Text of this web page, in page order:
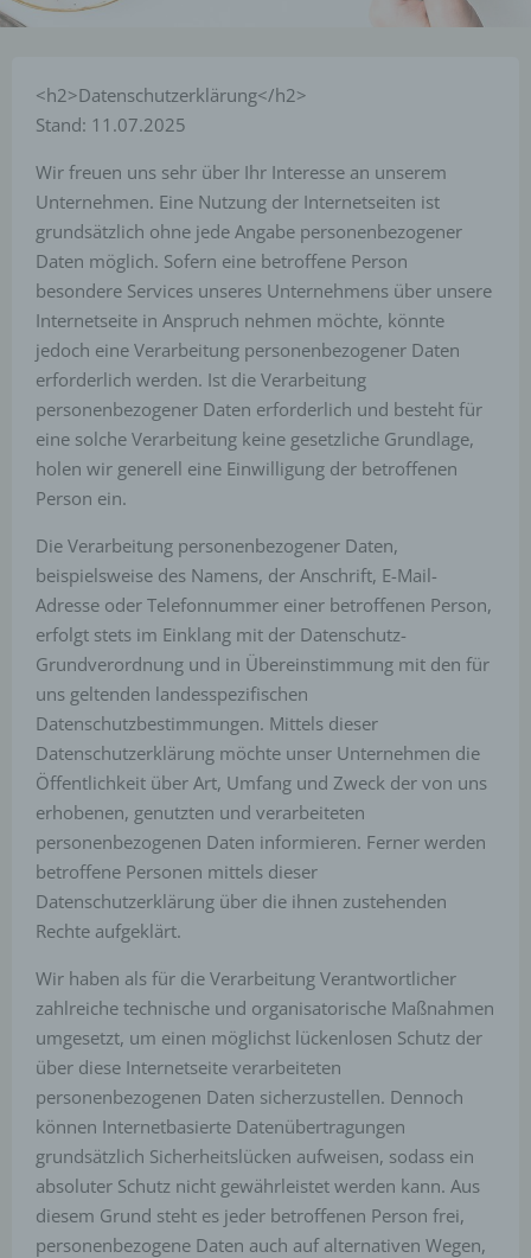
<h2>Datenschutzerklärung</h2>
Stand: 11.07.2025
Wir freuen uns sehr über Ihr Interesse an unserem
Unternehmen. Eine Nutzung der Internetseiten ist
grundsätzlich ohne jede Angabe personenbezogener
Daten möglich. Sofern eine betroffene Person
besondere Services unseres Unternehmens über unsere
Internetseite in Anspruch nehmen möchte, könnte
jedoch eine Verarbeitung personenbezogener Daten
erforderlich werden. Ist die Verarbeitung
personenbezogener Daten erforderlich und besteht für
eine solche Verarbeitung keine gesetzliche Grundlage,
holen wir generell eine Einwilligung der betroffenen
Person ein.
Die Verarbeitung personenbezogener Daten,
beispielsweise des Namens, der Anschrift, E-Mail-
Adresse oder Telefonnummer einer betroffenen Person,
erfolgt stets im Einklang mit der Datenschutz-
Grundverordnung und in Übereinstimmung mit den für
uns geltenden landesspezifischen
Datenschutzbestimmungen. Mittels dieser
Datenschutzerklärung möchte unser Unternehmen die
Öffentlichkeit über Art, Umfang und Zweck der von uns
erhobenen, genutzten und verarbeiteten
personenbezogenen Daten informieren. Ferner werden
betroffene Personen mittels dieser
Datenschutzerklärung über die ihnen zustehenden
Rechte aufgeklärt.
Wir haben als für die Verarbeitung Verantwortlicher
zahlreiche technische und organisatorische Maßnahmen
umgesetzt, um einen möglichst lückenlosen Schutz der
über diese Internetseite verarbeiteten
personenbezogenen Daten sicherzustellen. Dennoch
können Internetbasierte Datenübertragungen
grundsätzlich Sicherheitslücken aufweisen, sodass ein
absoluter Schutz nicht gewährleistet werden kann. Aus
diesem Grund steht es jeder betroffenen Person frei,
personenbezogene Daten auch auf alternativen Wegen,